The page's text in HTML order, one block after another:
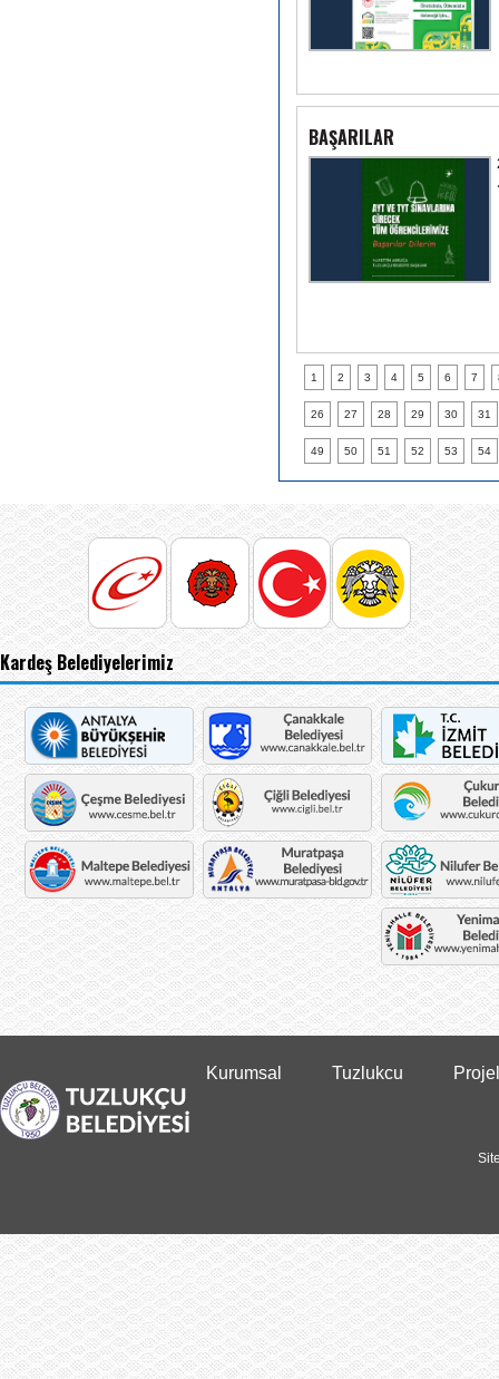
BAŞARILAR
1 2 3 4 5 6 7
26 27 28 29 30 31
49 50 51 52 53 54
Kardeş Belediyelerimiz
Kurumsal Tuzlukcu